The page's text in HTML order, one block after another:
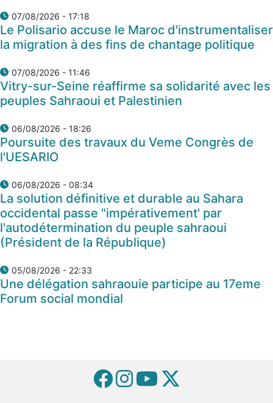
07/08/2026 - 17:18
Le Polisario accuse le Maroc d'instrumentaliser
la migration à des fins de chantage politique
07/08/2026 - 11:46
Vitry-sur-Seine réaffirme sa solidarité avec les
peuples Sahraoui et Palestinien
06/08/2026 - 18:26
Poursuite des travaux du Veme Congrès de
l'UESARIO
06/08/2026 - 08:34
La solution définitive et durable au Sahara
occidental passe "impérativement' par
l'autodétermination du peuple sahraoui
(Président de la République)
05/08/2026 - 22:33
Une délégation sahraouie participe au 17eme
Forum social mondial